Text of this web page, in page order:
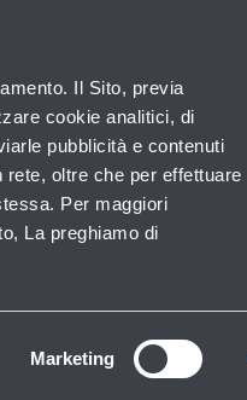
Il Sito, previa
cookie analitici, di
pubblicità e contenuti
rete, oltre che per effettuare
Per maggiori
La preghiamo di
Marketing
Documenti